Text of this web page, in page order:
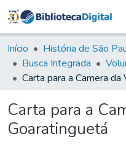
Início História de São
Busca Integrada
Carta para a
Goaratinguetá